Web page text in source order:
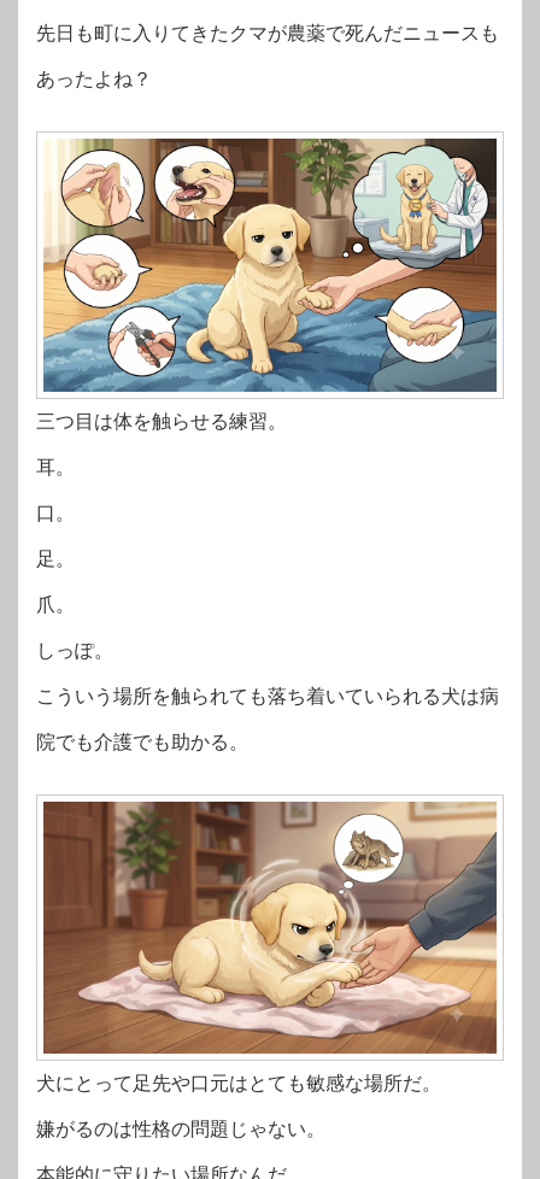
先日も町に入りてきたクマが農薬で死んだニュースも
あったよね？
三つ目は体を触らせる練習。
耳。
口。
足。
爪。
しっぽ。
こういう場所を触られても落ち着いていられる犬は病
院でも介護でも助かる。
犬にとって足先や口元はとても敏感な場所だ。
嫌がるのは性格の問題じゃない。